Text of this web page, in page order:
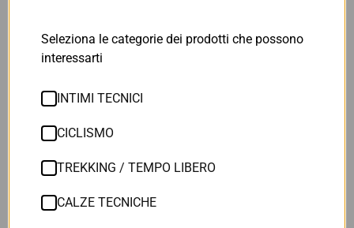
Sort by
Gian luca Carnio
Insoddisfazione
Purtroppo devo dire che stavolta non sono per nulla
bucata nei gomiti da entrambe le braccia
Seleziona le categorie dei prodotti che possono
interessarti
INTIMI TECNICI
CICLISMO
TREKKING / TEMPO LIBERO
CALZE TECNICHE